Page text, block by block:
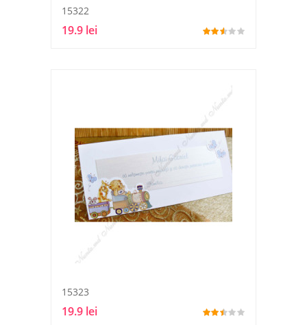
15322
19.9 lei
15323
19.9 lei